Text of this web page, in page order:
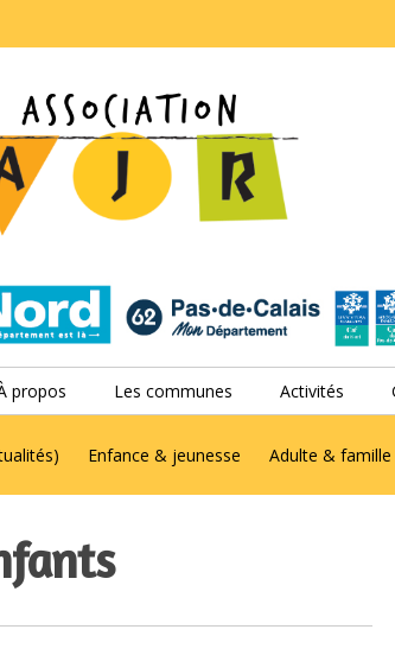
propos Les communes Activités
Enfance & jeunesse Adulte & famille